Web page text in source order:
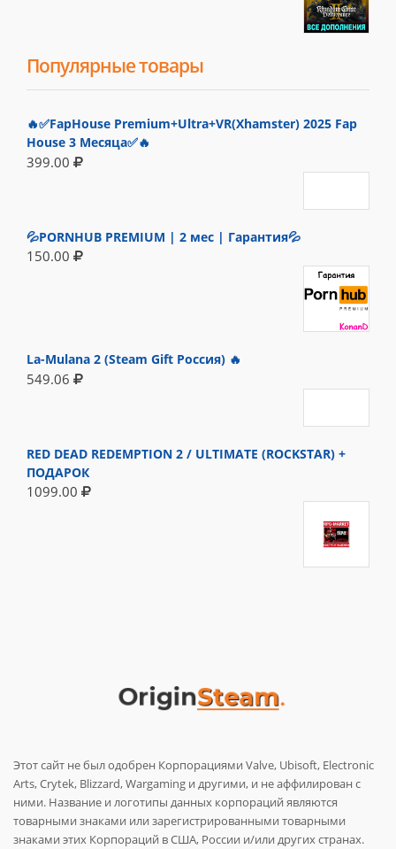
Популярные товары
🔥✅FapHouse Premium+Ultra+VR(Xhamster) 2025 Fap
House 3 Месяца✅🔥
399.00
💦PORNHUB PREMIUM | 2 мес | Гарантия💦
150.00
La-Mulana 2 (Steam Gift Россия) 🔥
549.06
RED DEAD REDEMPTION 2 / ULTIMATE (ROCKSTAR) +
ПОДАРОК
1099.00
Этот сайт не был одобрен Корпорациями Valve, Ubisoft, Electronic
Arts, Crytek, Blizzard, Wargaming и другими, и не аффилирован с
ними. Название и логотипы данных корпораций являются
товарными знаками или зарегистрированными товарными
знаками этих Корпораций в США, России и/или других странах.